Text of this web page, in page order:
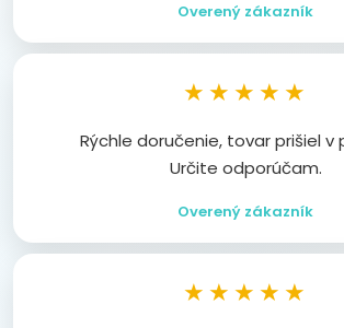
Overený zákazník
★★★★★
Rýchle doručenie, tovar prišiel v
Určite odporúčam.
Overený zákazník
★★★★★